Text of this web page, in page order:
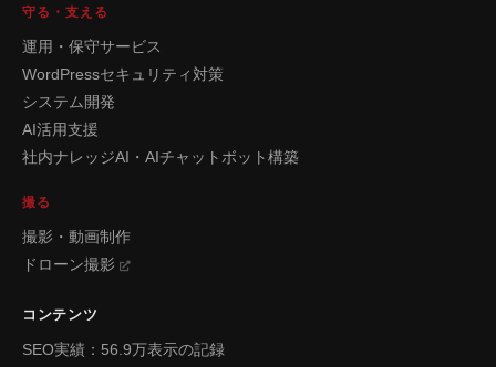
守る・支える
運用・保守サービス
WordPressセキュリティ対策
システム開発
AI活用支援
社内ナレッジAI・AIチャットボット構築
撮る
撮影・動画制作
ドローン撮影
コンテンツ
SEO実績：56.9万表示の記録